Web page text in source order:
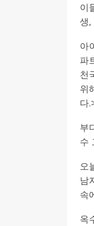
이
생,
아
파
천
위
다
부
수
오
남
속
옥